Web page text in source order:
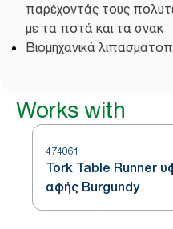
παρέχοντάς τους
με τα ποτά και τα σνακ
Βιομηχανικά
Works with
474061
Tork Table Runner
αφής Burgundy